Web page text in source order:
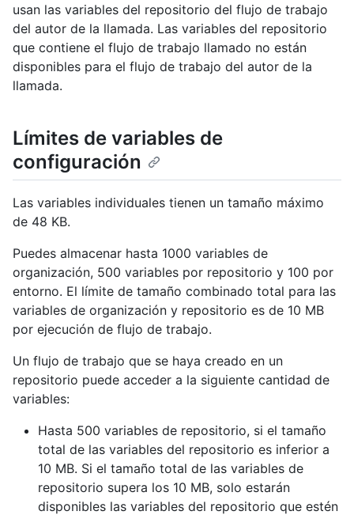
usan las variables del repositorio del flujo de trabajo
del autor de la llamada. Las variables del repositorio
que contiene el flujo de trabajo llamado no están
disponibles para el flujo de trabajo del autor de la
llamada.
Límites de variables de
configuración
Las variables individuales tienen un tamaño máximo
de 48 KB.
Puedes almacenar hasta 1000 variables de
organización, 500 variables por repositorio y 100 por
entorno. El límite de tamaño combinado total para las
variables de organización y repositorio es de 10 MB
por ejecución de flujo de trabajo.
Un flujo de trabajo que se haya creado en un
repositorio puede acceder a la siguiente cantidad de
variables:
Hasta 500 variables de repositorio, si el tamaño
total de las variables del repositorio es inferior a
10 MB. Si el tamaño total de las variables de
repositorio supera los 10 MB, solo estarán
disponibles las variables del repositorio que estén